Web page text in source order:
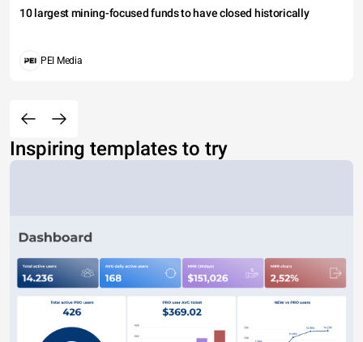
10 largest mining-focused funds to have closed historically
PEI Media
Inspiring templates to try